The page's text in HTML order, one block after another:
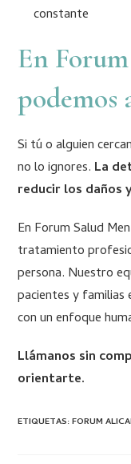
constante
En
podemos
Si tú o alguien
no lo ignores. La
reducir los daños
En Forum Salud
tratamiento
persona. Nuestro
pacientes y familias
con un enfoque
Llámanos sin
orientarte.
ETIQUETAS:FORUM